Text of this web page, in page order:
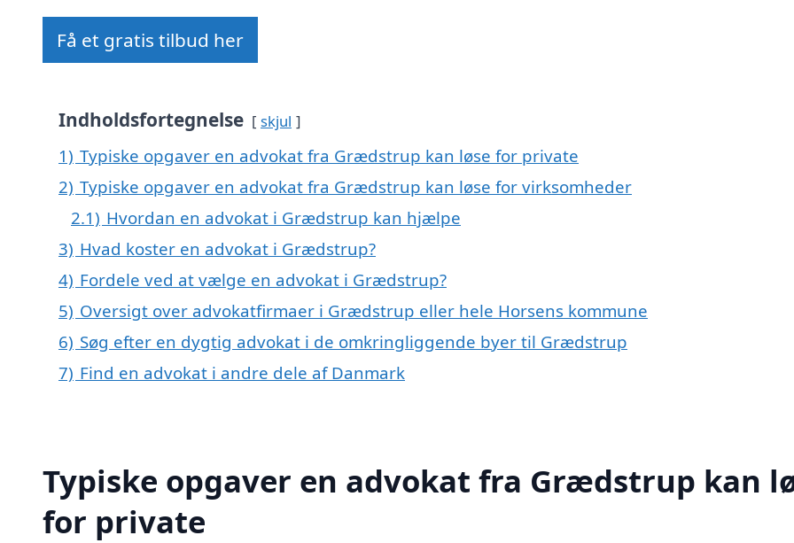
Få et gratis tilbud her
Indholdsfortegnelse skjul
1) Typiske opgaver en advokat fra Grædstrup kan løse for private
2) Typiske opgaver en advokat fra Grædstrup kan løse for virksomheder
2.1) Hvordan en advokat i Grædstrup kan hjælpe
3) Hvad koster en advokat i Grædstrup?
4) Fordele ved at vælge en advokat i Grædstrup?
5) Oversigt over advokatfirmaer i Grædstrup eller hele Horsens kommune
6) Søg efter en dygtig advokat i de omkringliggende byer til Grædstrup
7) Find en advokat i andre dele af Danmark
Typiske opgaver en advokat fra Grædstrup kan
for private